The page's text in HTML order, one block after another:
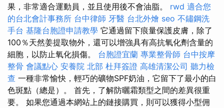
果，非常適合運動員，並且使用後不會油脂。 rwd 適合您
的台北會計事務所 台中律師 牙醫 台北外燴 seo 不鏽鋼洗
手台 基隆台胞證申請教學 它通過留下痕量保護皮膚，除了
100％天然姜提取物外，還可以增強具有高抗氧化劑含量的
細胞，以防止氧化損傷。 台胞證宜蘭 專業整骨師 台中按摩
整骨 會議點心 安養院 北部 杜拜簽證 高雄清潔公司 聽力檢
查 一種非常愉快，輕巧的礦物SPF奶油，它留下了最小的白
色斑點（總是）。 首先，了解防曬霜類型之間的差異很重
要。 如果您通過本網站上的鏈接購買，則可以獲得小型佣